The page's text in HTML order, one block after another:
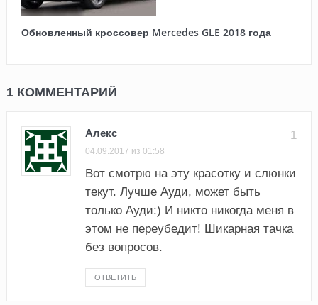
Обновленный кроссовер Mercedes GLE 2018 года
1 КОММЕНТАРИЙ
1
Алекс
04.09.2017 из 01:58
Вот смотрю на эту красотку и слюнки
текут. Лучше Ауди, может быть
только Ауди:) И никто никогда меня в
этом не переубедит! Шикарная тачка
без вопросов.
ОТВЕТИТЬ